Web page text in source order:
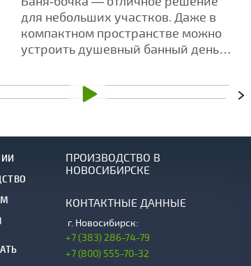
для небольших участков. Даже в
компактном пространстве можно
устроить душевный банный день
ПРОИЗВОДСТВО В
НОВОСИБИРСКЕ
КОНТАКТНЫЕ ДАННЫЕ
г. Новосибирск:
+7 (383) 286-74-79
+7 (800) 555-70-32